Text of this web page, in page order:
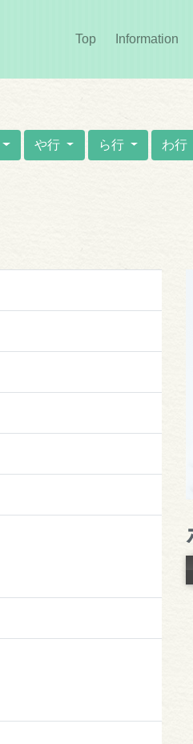
Top Information
や行 ら行 わ行